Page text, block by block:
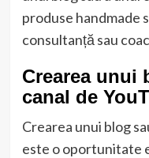
produse handmade
consultanță sau
Crearea unui
canal de
Crearea unui blog
este o oportunitate